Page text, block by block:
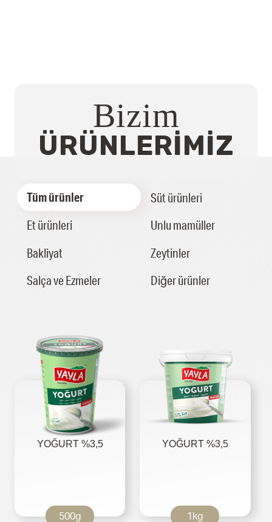
Bizim
ÜRÜNLERIMIZ
Tüm ürünler
Süt ürünleri
Et ürünleri
Unlu mamüller
Bakliyat
Zeytinler
Salça ve Ezmeler
Diğer ürünler
YOĞURT %3,5
500g
YOĞURT %3,5
1kg